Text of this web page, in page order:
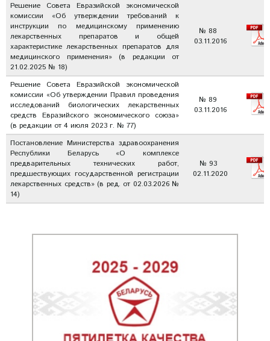
Решение Совета Евразийской экономической
комиссии «Об утверждении требований к
инструкции по медицинскому применению
лекарственных препаратов и общей
характеристике лекарственных препаратов для
медицинского применения» (в редакции от
21.02.2025 № 18)
№ 88
03.11.2016
Решение Совета Евразийской экономической
комиссии «Об утверждении Правил проведения
исследований биологических лекарственных
средств Евразийского экономического союза»
(в редакции от 4 июля 2023 г. № 77)
№ 89
03.11.2016
Постановление Министерства здравоохранения
Республики Беларусь «О комплексе
предварительных технических работ,
предшествующих государственной регистрации
лекарственных средств» (в ред. от 02.03.2026 №
14)
№ 93
02.11.2020